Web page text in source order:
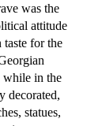
was the
attitude
taste for the
while in the
decorated,
statues,